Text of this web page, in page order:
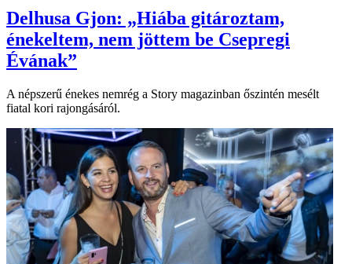
Delhusa Gjon: „Hiába gitároztam,
énekeltem, nem jöttem be Csepregi
Évának”
A népszerű énekes nemrég a Story magazinban őszintén mesélt
fiatal kori rajongásáról.